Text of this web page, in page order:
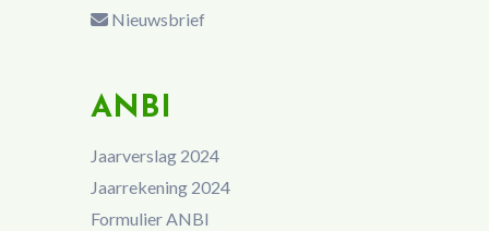
Nieuwsbrief
ANBI
Jaarverslag 2024
Jaarrekening 2024
Formulier ANBI